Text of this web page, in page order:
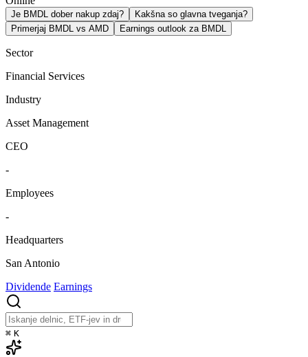
Je BMDL dober nakup zdaj?
Kakšna so glavna tveganja?
Primerjaj BMDL vs AMD
Earnings outlook za BMDL
Sector
Financial Services
Industry
Asset Management
CEO
-
Employees
-
Headquarters
San Antonio
Dividende Earnings
⌘ K